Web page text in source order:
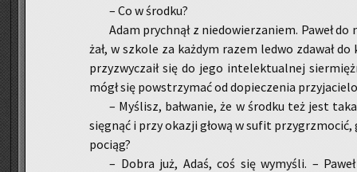
– Co w środ­ku?
Adam prych­nął z nie­do­wie­rza­niem. Paweł
żał, w szko­le za każ­dym razem ledwo zda­wał
przy­zwy­cza­ił się do jego in­te­lek­tu­al­nej
mógł się po­wstrzy­mać od do­pie­cze­nia
– My­ślisz, bał­wa­nie, że w środ­ku też jest
się­gnąć i przy oka­zji głową w sufit przy­grzmo­cić,
po­ciąg?
– Dobra już, Adaś, coś się wy­my­śli. –